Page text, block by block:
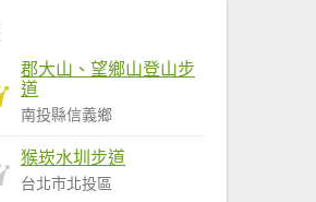
郡大山、望鄉山登山步
道
南投縣信義鄉
猴崁水圳步道
台北市北投區